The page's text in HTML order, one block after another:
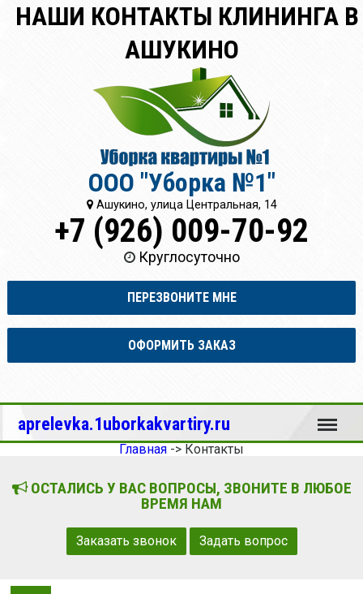
НАШИ КОНТАКТЫ КЛИНИНГА В
АШУКИНО
ООО "Уборка №1"
Ашукино, улица Центральная, 14
+7 (926) 009-70-92
Круглосуточно
ПЕРЕЗВОНИТЕ МНЕ
ОФОРМИТЬ ЗАКАЗ
aprelevka.1uborkakvartiry.ru Меню
Главная -> Контакты
ОСТАЛИСЬ У ВАС ВОПРОСЫ, ЗВОНИТЕ В ЛЮБОЕ
ВРЕМЯ НАМ
Заказать звонок Задать вопрос